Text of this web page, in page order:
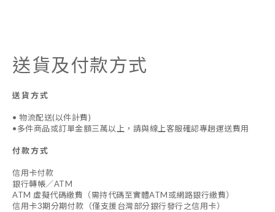
送貨及付款方式
送貨方式
• 物流配送(以件計費)
•多件商品或訂單金額三萬以上，請與線上客服確認專趟運送費用
付款方式
信用卡付款
銀行轉帳／ATM
ATM 虛擬代碼繳費（需持代碼至實體ATM或網路銀行繳費）
信用卡3期分期付款（僅支援台灣部分銀行發行之信用卡）